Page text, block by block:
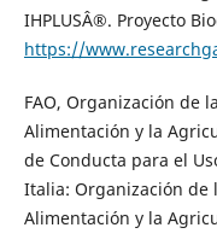
IHPLUSÂ®. Proyecto
https://
FAO, Organización de
Alimentación y la
de Conducta para el
Italia: Organización de
Alimentación y la